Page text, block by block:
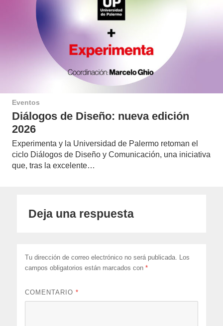
Eventos
Diálogos de Diseño: nueva edición
2026
Experimenta y la Universidad de Palermo retoman el
ciclo Diálogos de Diseño y Comunicación, una iniciativa
que, tras la excelente…
Deja una respuesta
Tu dirección de correo electrónico no será publicada. Los
campos obligatorios están marcados con*
COMENTARIO*